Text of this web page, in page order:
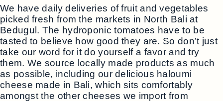
We have daily deliveries of fruit and vegetables
picked fresh from the markets in North Bali at
Bedugul. The hydroponic tomatoes have to be
tasted to believe how good they are. So don’t just
take our word for it do yourself a favor and try
them. We source locally made products as much
as possible, including our delicious haloumi
cheese made in Bali, which sits comfortably
amongst the other cheeses we import from